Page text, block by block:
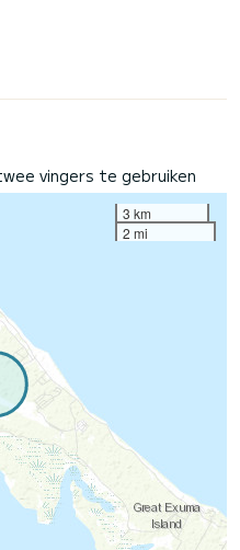
vingers te gebruiken
3 km
2 mi